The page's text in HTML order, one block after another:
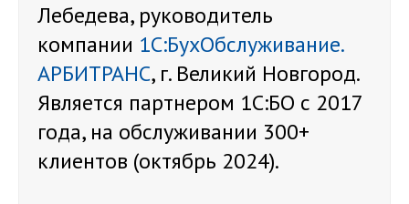
Лебедева, руководитель
компании 1С:БухОбслуживание.
АРБИТРАНС, г. Великий Новгород.
Является партнером 1С:БО с 2017
года, на обслуживании 300+
клиентов (октябрь 2024).